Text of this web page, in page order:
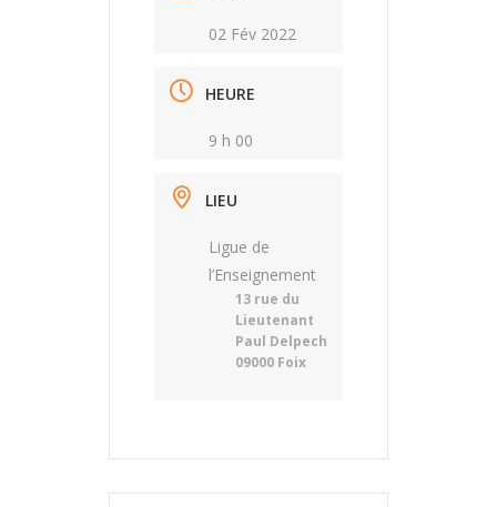
02 Fév 2022
HEURE
9 h 00
LIEU
Ligue de
l’Enseignement
13 rue du
Lieutenant
Paul Delpech
09000 Foix